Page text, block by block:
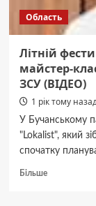
Область
Літній
майстер-
ЗСУ (ВІДЕО)
1 рік тому
У Бучанському
"Lokalist", який
спочатку
БільшеДокладніше